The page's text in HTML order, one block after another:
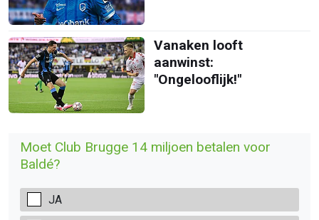
Vanaken looft
aanwinst:
"Ongelooflijk!"
Moet Club Brugge 14 miljoen betalen voor
Baldé?
JA